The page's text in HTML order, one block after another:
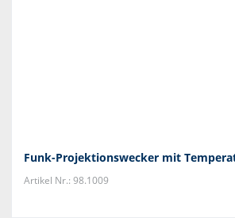
Funk-Projektionswecker mit
Artikel Nr.: 98.1009